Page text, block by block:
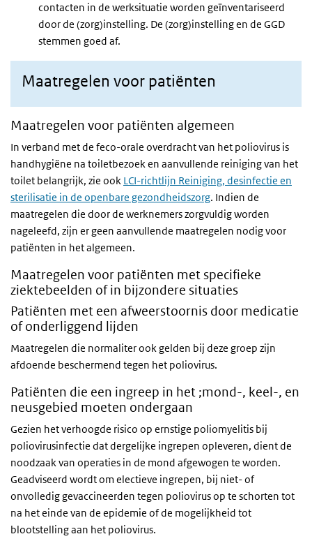
contacten in de werksituatie worden geïnventariseerd
door de (zorg)instelling. De (zorg)instelling en de GGD
stemmen goed af.
Maatregelen voor patiënten
Maatregelen voor patiënten algemeen
In verband met de feco-orale overdracht van het poliovirus is
handhygiëne na toiletbezoek en aanvullende reiniging van het
toilet belangrijk, zie ook LCI-richtlijn Reiniging, desinfectie en
sterilisatie in de openbare gezondheidszorg. Indien de
maatregelen die door de werknemers zorgvuldig worden
nageleefd, zijn er geen aanvullende maatregelen nodig voor
patiënten in het algemeen.
Maatregelen voor patiënten met specifieke
ziektebeelden of in bijzondere situaties
Patiënten met een afweerstoornis door medicatie
of onderliggend lijden
Maatregelen die normaliter ook gelden bij deze groep zijn
afdoende beschermend tegen het poliovirus.
Patiënten die een ingreep in het ;mond-, keel-, en
neusgebied moeten ondergaan
Gezien het verhoogde risico op ernstige poliomyelitis bij
poliovirusinfectie dat dergelijke ingrepen opleveren, dient de
noodzaak van operaties in de mond afgewogen te worden.
Geadviseerd wordt om electieve ingrepen, bij niet- of
onvolledig gevaccineerden tegen poliovirus op te schorten tot
na het einde van de epidemie of de mogelijkheid tot
blootstelling aan het poliovirus.